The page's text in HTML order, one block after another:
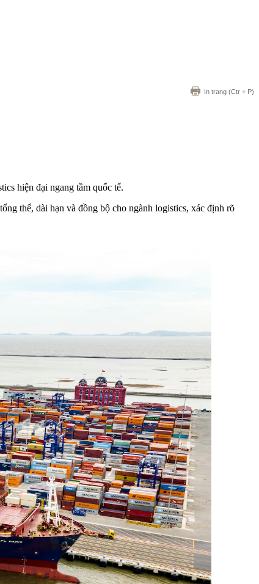
In trang (Ctr + P)
hiện đại ngang tầm quốc tế.
thể, dài hạn và đồng bộ cho ngành logistics, xác định rõ